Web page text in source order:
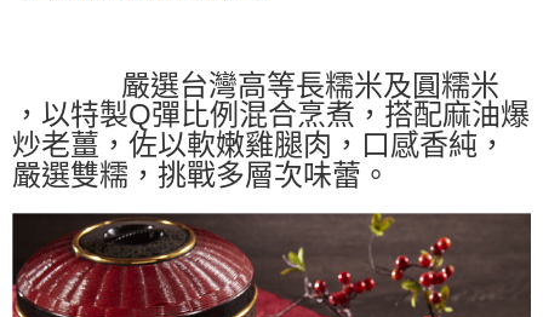
嚴選台灣高等長糯米及圓糯米
，以特製Q彈比例混合烹煮，搭配麻油爆
炒老薑，佐以軟嫩雞腿肉，口感香純，
嚴選雙糯，挑戰多層次味蕾。